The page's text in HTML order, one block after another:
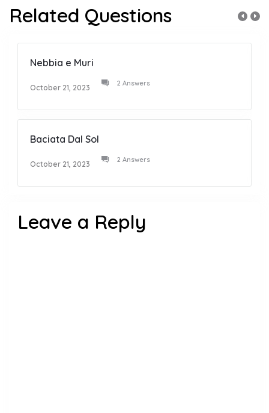
Related Questions
Nebbia e Muri
October 21, 2023 2 Answers
Baciata Dal Sol
October 21, 2023 2 Answers
Leave a Reply